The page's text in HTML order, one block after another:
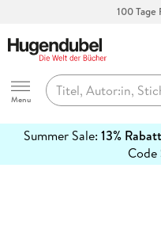
100 Tage
Hugendubel
Menu
Summer Sale: 13% Rabatt
Code
erfahren